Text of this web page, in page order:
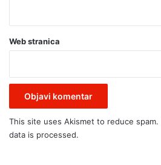
e
n
i
č
t
Web stranica
This site uses Akismet to reduce spam.
data is processed.